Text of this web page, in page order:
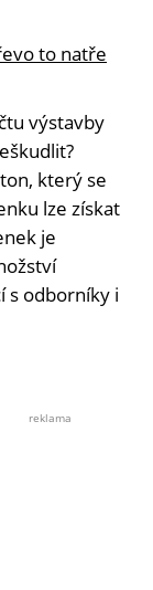
to natře
výstavby
který se
lze získat
je
s odborníky i
reklama